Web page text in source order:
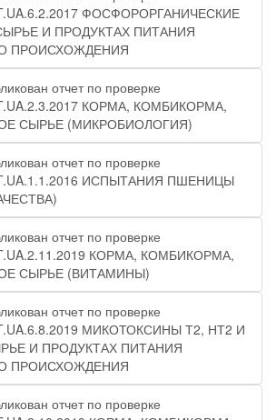
ФОСФОРОРГАНИЧЕСКИЕ
И ПРОДУКТАХ ПИТАНИЯ
ПРОИСХОЖДЕНИЯ
отчет по проверке
КОРМА, КОМБИКОРМА,
СЫРЬЕ (МИКРОБИОЛОГИЯ)
отчет по проверке
ИСПЫТАНИЯ ПШЕНИЦЫ
отчет по проверке
КОРМА, КОМБИКОРМА,
СЫРЬЕ (ВИТАМИНЫ)
отчет по проверке
МИКОТОКСИНЫ Т2, НТ2 И
И ПРОДУКТАХ ПИТАНИЯ
ПРОИСХОЖДЕНИЯ
отчет по проверке